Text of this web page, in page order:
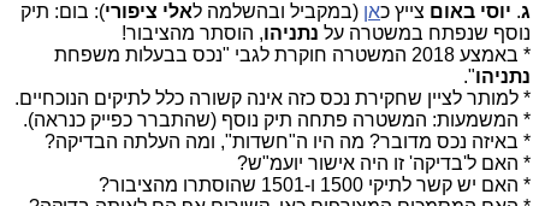
ג. יוסי באום צייץ כאן (במקביל ובהשלמה לאלי ציפורי): בום: תיק
נוסף שנפתח במשטרה על נתניהו, הוסתר מהציבור!
* באמצע 2018 המשטרה חוקרת לגבי "נכס בבעלות משפחת
נתניהו".
* למותר לציין שחקירת נכס כזה אינה קשורה כלל לתיקים הנוכחיים.
* המשמעות: המשטרה פתחה תיק נוסף (שהתברר כפייק כנראה).
* באיזה נכס מדובר? מה היו ה"חשדות", ומה העלתה הבדיקה?
* האם ל'בדיקה' זו היה אישור יועמ"ש?
* האם יש קשר לתיקי 1500 ו-1501 שהוסתרו מהציבור?